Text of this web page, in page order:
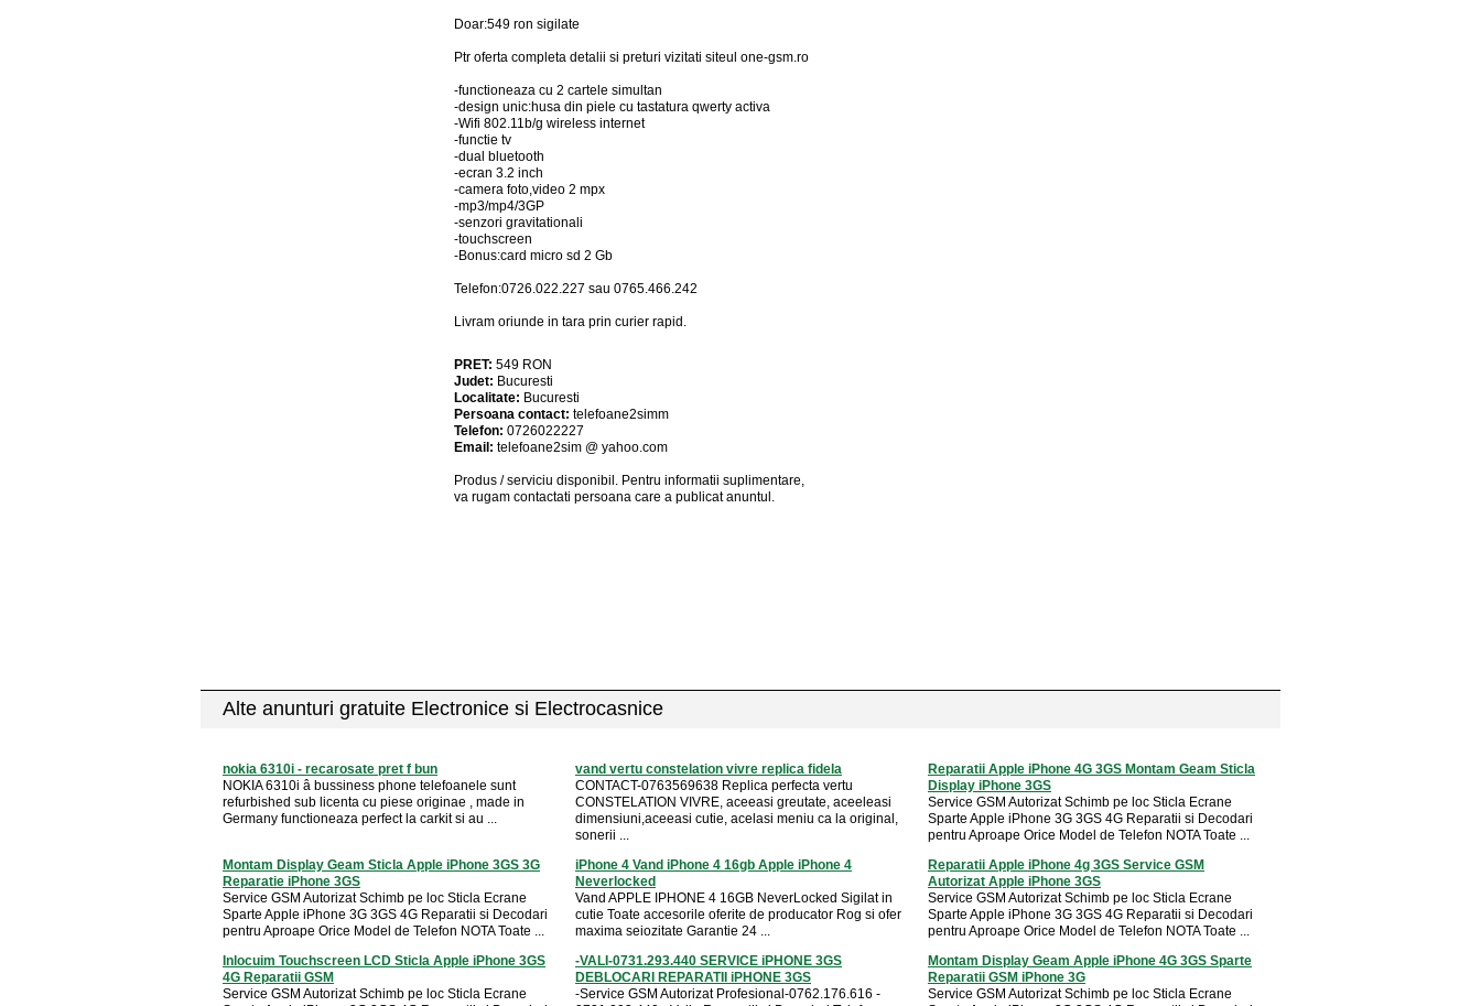
Doar:549 ron sigilate
Ptr oferta completa detalii si preturi vizitati siteul one-gsm.ro
-functioneaza cu 2 cartele simultan
-design unic:husa din piele cu tastatura qwerty activa
-Wifi 802.11b/g wireless internet
-functie tv
-dual bluetooth
-ecran 3.2 inch
-camera foto,video 2 mpx
-mp3/mp4/3GP
-senzori gravitationali
-touchscreen
-Bonus:card micro sd 2 Gb
Telefon:0726.022.227 sau 0765.466.242
Livram oriunde in tara prin curier rapid.
PRET: 549 RON
Judet: Bucuresti
Localitate: Bucuresti
Persoana contact: telefoane2simm
Telefon: 0726022227
Email: telefoane2sim @ yahoo.com
Produs / serviciu disponibil . Pentru informatii suplimentare,
va rugam contactati persoana care a publicat anuntul.
Alte anunturi gratuite Electronice si Electrocasnice
nokia 6310i - recarosate pret f bun
NOKIA 6310i â bussiness phone telefoanele sunt
refurbished sub licenta cu piese originae , made in
Germany functioneaza perfect la carkit si au ...
vand vertu constelation vivre replica fidela
CONTACT-0763569638 Replica perfecta vertu
CONSTELATION VIVRE, aceeasi greutate, aceeleasi
dimensiuni,aceeasi cutie, acelasi meniu ca la original,
sonerii ...
Reparatii Apple iPhone 4G 3GS Montam Geam Sticla
Display iPhone 3GS
Service GSM Autorizat Schimb pe loc Sticla Ecrane
Sparte Apple iPhone 3G 3GS 4G Reparatii si Decodari
pentru Aproape Orice Model de Telefon NOTA Toate ...
Montam Display Geam Sticla Apple iPhone 3GS 3G
Reparatie iPhone 3GS
Service GSM Autorizat Schimb pe loc Sticla Ecrane
Sparte Apple iPhone 3G 3GS 4G Reparatii si Decodari
pentru Aproape Orice Model de Telefon NOTA Toate ...
iPhone 4 Vand iPhone 4 16gb Apple iPhone 4
Neverlocked
Vand APPLE IPHONE 4 16GB NeverLocked Sigilat in
cutie Toate accesorile oferite de producator Rog si ofer
maxima seiozitate Garantie 24 ...
Reparatii Apple iPhone 4g 3GS Service GSM
Autorizat Apple iPhone 3GS
Service GSM Autorizat Schimb pe loc Sticla Ecrane
Sparte Apple iPhone 3G 3GS 4G Reparatii si Decodari
pentru Aproape Orice Model de Telefon NOTA Toate ...
Inlocuim Touchscreen LCD Sticla Apple iPhone 3GS
4G Reparatii GSM
Service GSM Autorizat Schimb pe loc Sticla Ecrane
-VALI-0731.293.440 SERVICE iPHONE 3GS
DEBLOCARI REPARATII iPHONE 3GS
-Service GSM Autorizat Profesional-0762.176.616 -
Montam Display Geam Apple iPhone 4G 3GS Sparte
Reparatii GSM iPhone 3G
Service GSM Autorizat Schimb pe loc Sticla Ecrane